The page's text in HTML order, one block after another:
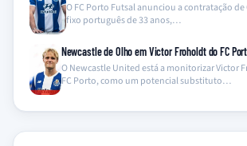
O FC Porto Futsal anunciou a contratação de
fixo português de 33 anos,…
Newcastle de Olho em Victor Froholdt do FC
O Newcastle United está a monitorizar Victor
FC Porto, como um potencial substituto…